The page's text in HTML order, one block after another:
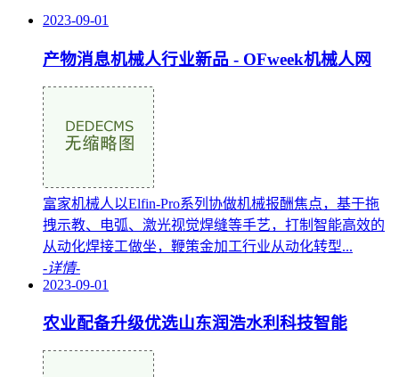
2023-09-01
产物消息机械人行业新品 - OFweek机械人网
富家机械人以Elfin-Pro系列协做机械报酬焦点，基于拖
拽示教、电弧、激光视觉焊缝等手艺，打制智能高效的
从动化焊接工做坐，鞭策金加工行业从动化转型...
-详情-
2023-09-01
农业配备升级优选山东润浩水利科技智能